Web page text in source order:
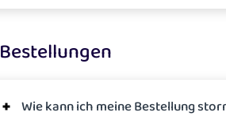
Bestellungen
Wie kann ich meine Bestellung